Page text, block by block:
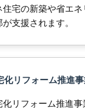
住宅の新築や省エ
支援されます。
化リフォーム推進
化リフォーム推進